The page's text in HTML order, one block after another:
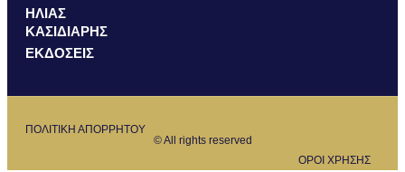
ΗΛΙΑΣ
ΚΑΣΙΔΙΑΡΗΣ
ΕΚΔΟΣΕΙΣ
ΠΟΛΙΤΙΚΗ ΑΠΟΡΡΗΤΟΥ
© All rights reserved
ΟΡΟΙ ΧΡΗΣΗΣ